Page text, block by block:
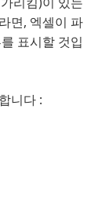
면, 엑셀이 파
표시할 것입
니다 :